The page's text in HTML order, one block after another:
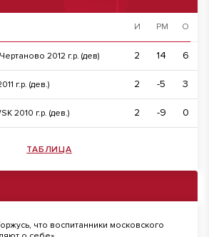
И РМ О
2012 г.р. (дев) 2 14 6
г.р. (дев.) 2 -5 3
2010 г.р. (дев.) 2 -9 0
ТАБЛИЦА
что воспитанники московского